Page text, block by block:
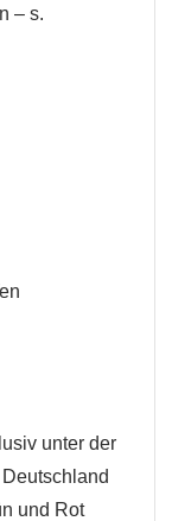
– s.
unter der
und Rot